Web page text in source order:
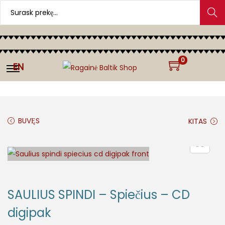
Search
EN
0
BUVĘS KITAS
SAULIUS SPINDI – Spiečius – CD
digipak